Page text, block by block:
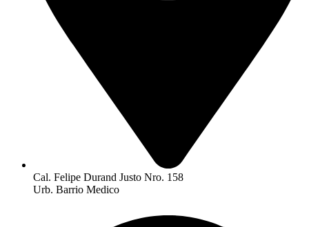
Cal. Felipe Durand Justo Nro. 158
Urb. Barrio Medico